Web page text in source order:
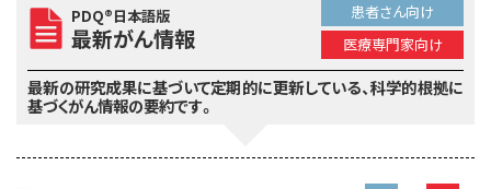
PDQ®日本語版
最新がん情報
患者さん向け
医療専門家向け
最新の研究成果に基づいて定期的に更新している、科学的根拠に
基づくがん情報の要約です。